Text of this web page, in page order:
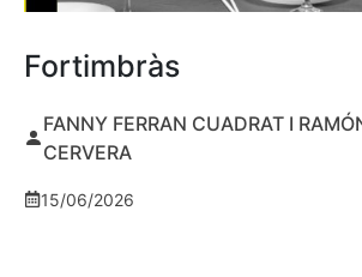
Fortimbràs
FANNY FERRAN CUADRAT I
CERVERA
15/06/2026